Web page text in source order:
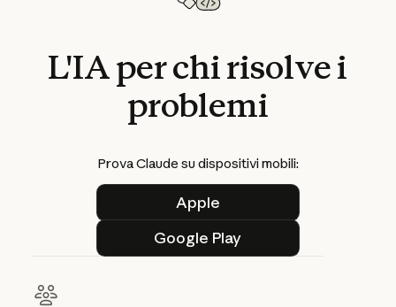
L'IAperchirisolvei
problemi
Prova Claude su dispositivi mobili:
Apple
Google Play